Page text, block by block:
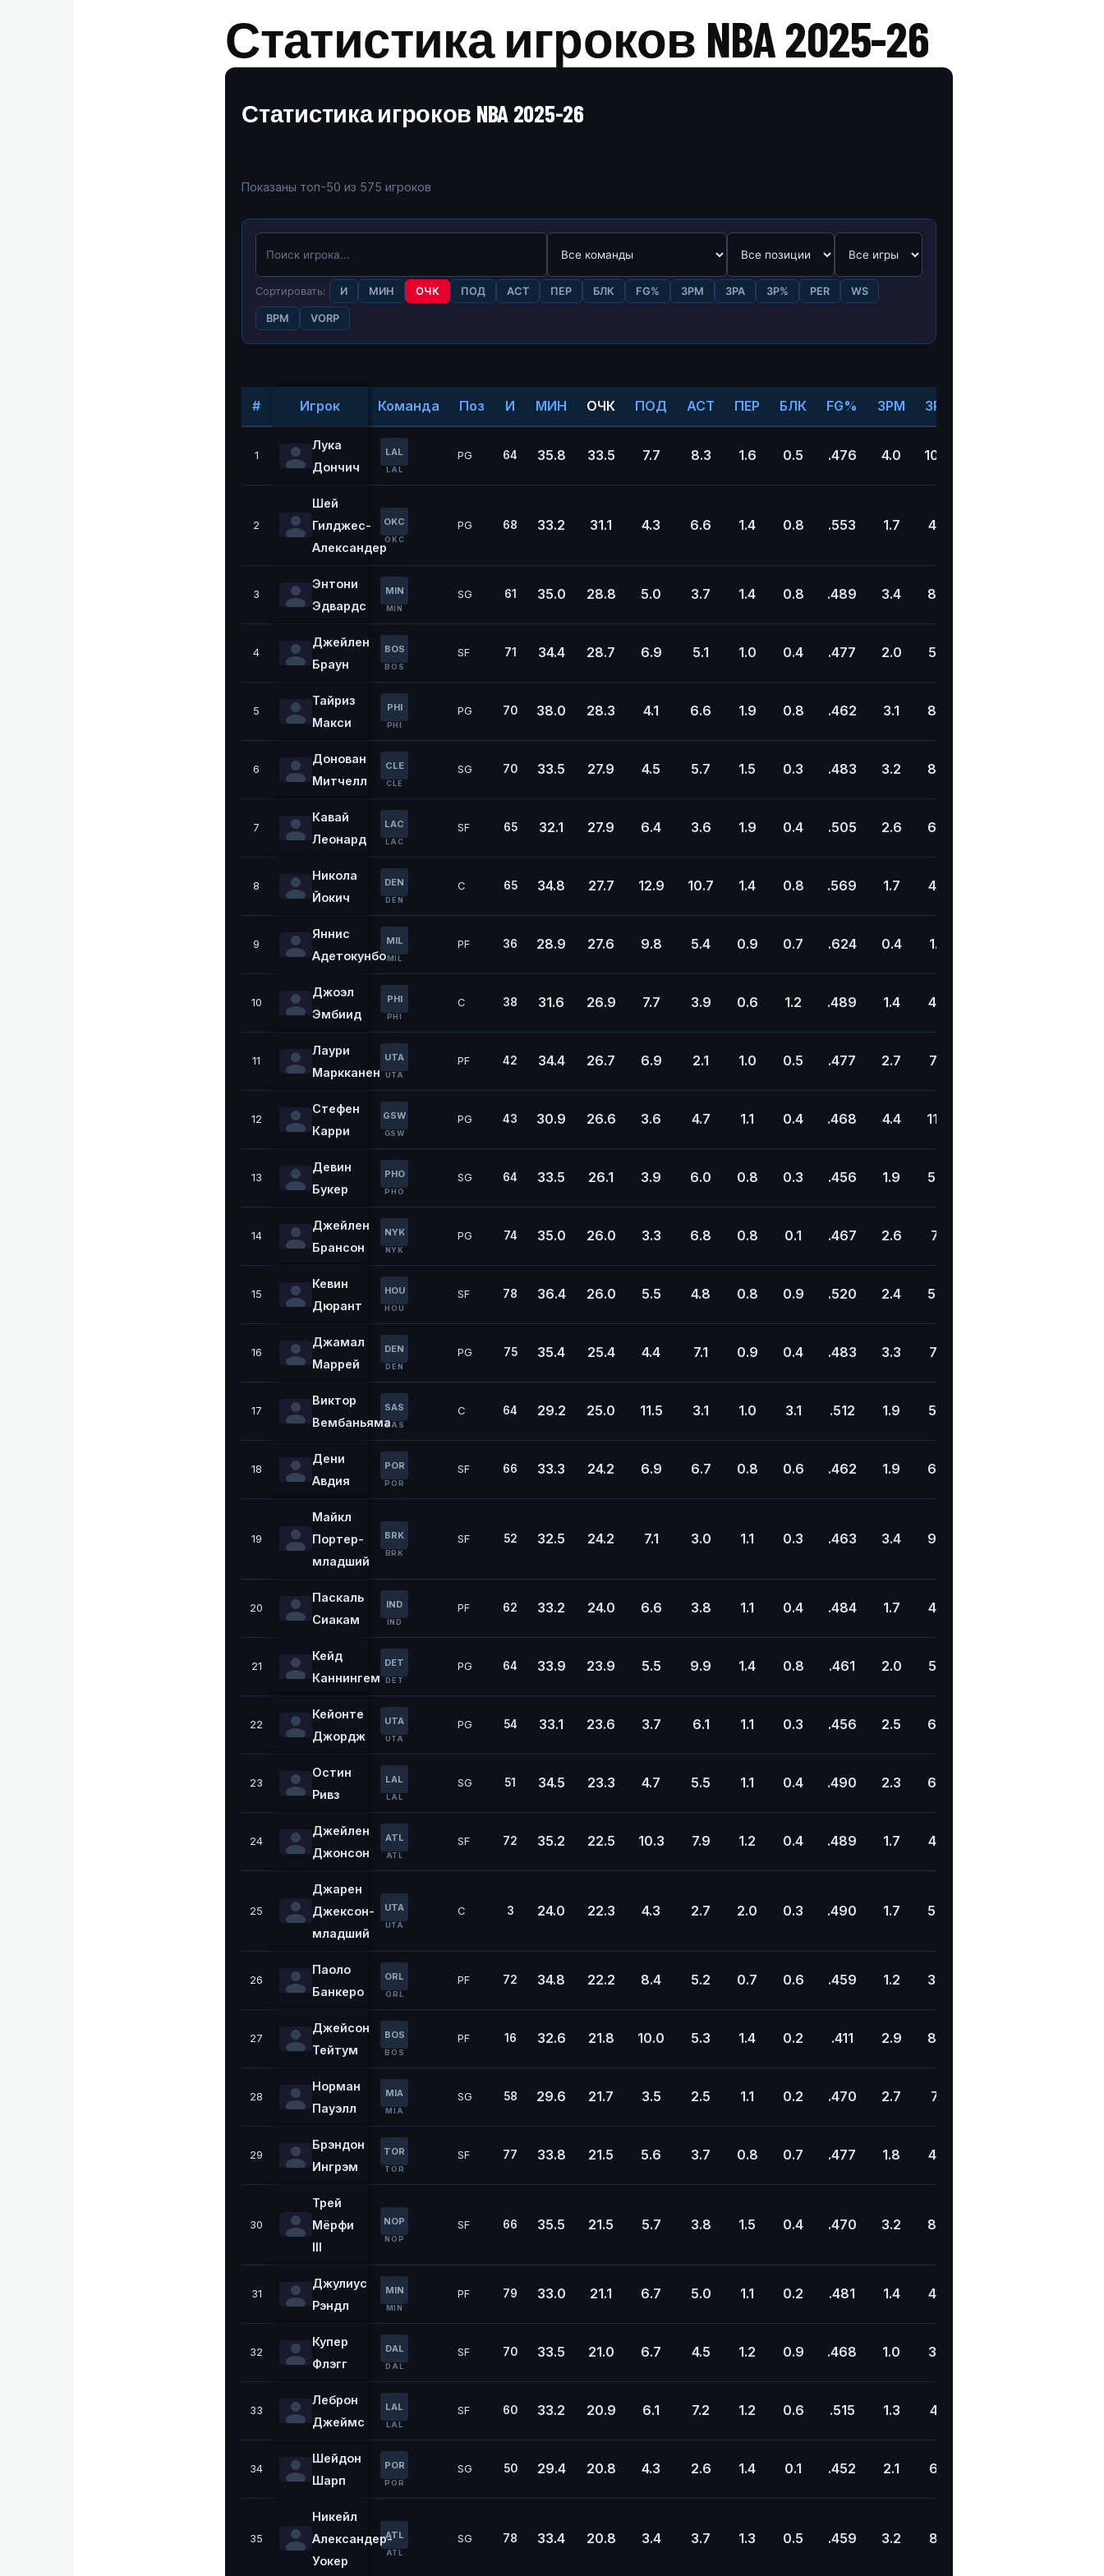
Статистика игроков NBA 2025-26
Статистика игроков NBA 2025-26
Показаны топ-50 из 575 игроков
Сортировать: И МИН ОЧК ПОД АСТ ПЕР БЛК FG% 3PM 3PA 3P% PER WS
BPM VORP
# Игрок Команда Поз И МИН ОЧК ПОД АСТ ПЕР БЛК FG% 3PM 3PA
1
Лука
Дончич
LAL
LAL
PG 64 35.8 33.5 7.7 8.3 1.6 0.5 .476 4.0 10.8
2
Шей
Гилджес-
Александер
OKC
OKC
PG 68 33.2 31.1 4.3 6.6 1.4 0.8 .553 1.7 4.4
3
Энтони
Эдвардс
MIN
MIN
SG 61 35.0 28.8 5.0 3.7 1.4 0.8 .489 3.4 8.4
4
Джейлен
Браун
BOS
BOS
SF 71 34.4 28.7 6.9 5.1 1.0 0.4 .477 2.0 5.7
5
Тайриз
Макси
PHI
PHI
PG 70 38.0 28.3 4.1 6.6 1.9 0.8 .462 3.1 8.6
6
Донован
Митчелл
CLE
CLE
SG 70 33.5 27.9 4.5 5.7 1.5 0.3 .483 3.2 8.8
7
Кавай
Леонард
LAC
LAC
SF 65 32.1 27.9 6.4 3.6 1.9 0.4 .505 2.6 6.8
8
Никола
Йокич
DEN
DEN
C 65 34.8 27.7 12.9 10.7 1.4 0.8 .569 1.7 4.5
9
Яннис
Адетокунбо
MIL
MIL
PF 36 28.9 27.6 9.8 5.4 0.9 0.7 .624 0.4 1.3
10
Джоэл
Эмбиид
PHI
PHI
C 38 31.6 26.9 7.7 3.9 0.6 1.2 .489 1.4 4.2
11
Лаури
Маркканен
UTA
UTA
PF 42 34.4 26.7 6.9 2.1 1.0 0.5 .477 2.7 7.7
12
Стефен
Карри
GSW
GSW
PG 43 30.9 26.6 3.6 4.7 1.1 0.4 .468 4.4 11.3
13
Девин
Букер
PHO
PHO
SG 64 33.5 26.1 3.9 6.0 0.8 0.3 .456 1.9 5.8
14
Джейлен
Брансон
NYK
NYK
PG 74 35.0 26.0 3.3 6.8 0.8 0.1 .467 2.6 7.1
15
Кевин
Дюрант
HOU
HOU
SF 78 36.4 26.0 5.5 4.8 0.8 0.9 .520 2.4 5.8
16
Джамал
Маррей
DEN
DEN
PG 75 35.4 25.4 4.4 7.1 0.9 0.4 .483 3.3 7.5
17
Виктор
Вембаньяма
SAS
SAS
C 64 29.2 25.0 11.5 3.1 1.0 3.1 .512 1.9 5.5
18
Дени
Авдия
POR
POR
SF 66 33.3 24.2 6.9 6.7 0.8 0.6 .462 1.9 6.0
19
Майкл
Портер-
младший
BRK
BRK
SF 52 32.5 24.2 7.1 3.0 1.1 0.3 .463 3.4 9.3
20
Паскаль
Сиакам
IND
IND
PF 62 33.2 24.0 6.6 3.8 1.1 0.4 .484 1.7 4.7
21
Кейд
Каннингем
DET
DET
PG 64 33.9 23.9 5.5 9.9 1.4 0.8 .461 2.0 5.7
22
Кейонте
Джордж
UTA
UTA
PG 54 33.1 23.6 3.7 6.1 1.1 0.3 .456 2.5 6.7
23
Остин
Ривз
LAL
LAL
SG 51 34.5 23.3 4.7 5.5 1.1 0.4 .490 2.3 6.4
24
Джейлен
Джонсон
ATL
ATL
SF 72 35.2 22.5 10.3 7.9 1.2 0.4 .489 1.7 4.7
25
Джарен
Джексон-
младший
UTA
UTA
C 3 24.0 22.3 4.3 2.7 2.0 0.3 .490 1.7 5.0
26
Паоло
Банкеро
ORL
ORL
PF 72 34.8 22.2 8.4 5.2 0.7 0.6 .459 1.2 3.8
27
Джейсон
Тейтум
BOS
BOS
PF 16 32.6 21.8 10.0 5.3 1.4 0.2 .411 2.9 8.9
28
Норман
Пауэлл
MIA
MIA
SG 58 29.6 21.7 3.5 2.5 1.1 0.2 .470 2.7 7.1
29
Брэндон
Ингрэм
TOR
TOR
SF 77 33.8 21.5 5.6 3.7 0.8 0.7 .477 1.8 4.6
30
Трей
Мёрфи
III
NOP
NOP
SF 66 35.5 21.5 5.7 3.8 1.5 0.4 .470 3.2 8.6
31
Джулиус
Рэндл
MIN
MIN
PF 79 33.0 21.1 6.7 5.0 1.1 0.2 .481 1.4 4.4
32
Купер
Флэгг
DAL
DAL
SF 70 33.5 21.0 6.7 4.5 1.2 0.9 .468 1.0 3.5
33
Леброн
Джеймс
LAL
LAL
SF 60 33.2 20.9 6.1 7.2 1.2 0.6 .515 1.3 4.1
34
Шейдон
Шарп
POR
POR
SG 50 29.4 20.8 4.3 2.6 1.4 0.1 .452 2.1 6.1
35
Никейл
Александер-
Уокер
ATL
ATL
SG 78 33.4 20.8 3.4 3.7 1.3 0.5 .459 3.2 8.1